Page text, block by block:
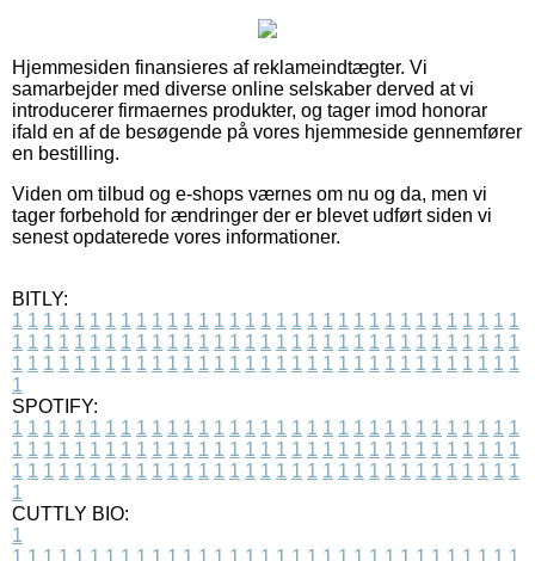
Hjemmesiden finansieres af reklameindtægter. Vi
samarbejder med diverse online selskaber derved at vi
introducerer firmaernes produkter, og tager imod honorar
ifald en af de besøgende på vores hjemmeside gennemfører
en bestilling.
Viden om tilbud og e-shops værnes om nu og da, men vi
tager forbehold for ændringer der er blevet udført siden vi
senest opdaterede vores informationer.
BITLY:
1 1 1 1 1 1 1 1 1 1 1 1 1 1 1 1 1 1 1 1 1 1 1 1 1 1 1 1 1 1 1 1 1
1 1 1 1 1 1 1 1 1 1 1 1 1 1 1 1 1 1 1 1 1 1 1 1 1 1 1 1 1 1 1 1 1
1 1 1 1 1 1 1 1 1 1 1 1 1 1 1 1 1 1 1 1 1 1 1 1 1 1 1 1 1 1 1 1 1
1
SPOTIFY:
1 1 1 1 1 1 1 1 1 1 1 1 1 1 1 1 1 1 1 1 1 1 1 1 1 1 1 1 1 1 1 1 1
1 1 1 1 1 1 1 1 1 1 1 1 1 1 1 1 1 1 1 1 1 1 1 1 1 1 1 1 1 1 1 1 1
1 1 1 1 1 1 1 1 1 1 1 1 1 1 1 1 1 1 1 1 1 1 1 1 1 1 1 1 1 1 1 1 1
1
CUTTLY BIO:
1
1 1 1 1 1 1 1 1 1 1 1 1 1 1 1 1 1 1 1 1 1 1 1 1 1 1 1 1 1 1 1 1 1